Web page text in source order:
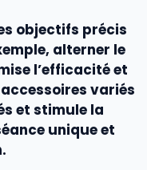
objectifs précis
alterner le
l’efficacité et
accessoires variés
et stimule la
unique et